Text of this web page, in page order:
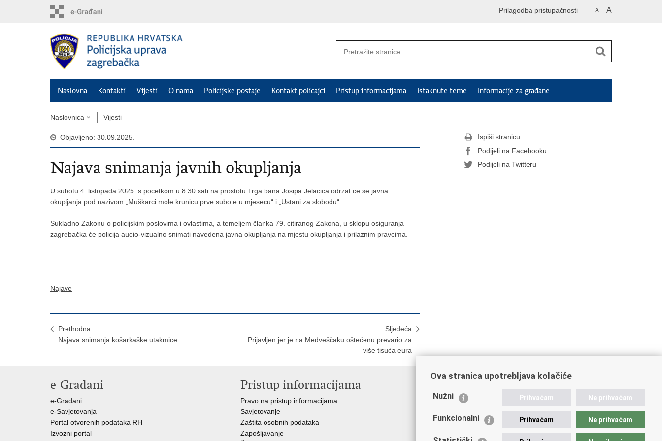
A A
Prilagodba pristupačnosti
Naslovna Kontakti Vijesti O nama Policijske postaje Kontakt policajci Pristup informacijama Istaknute teme Informacije za građane
Naslovnica Vijesti
Objavljeno: 30.09.2025.
Najava snimanja javnih okupljanja
U subotu 4. listopada 2025. s početkom u 8.30 sati na prostotu Trga bana Josipa Jelačića održat će se javna
okupljanja pod nazivom „Muškarci mole krunicu prve subote u mjesecu“ i „Ustani za slobodu“.
Sukladno Zakonu o policijskim poslovima i ovlastima, a temeljem članka 79. citiranog Zakona, u sklopu osiguranja
zagrebačka će policija audio-vizualno snimati navedena javna okupljanja na mjestu okupljanja i prilaznim pravcima.
Najave
Prethodna
Najava snimanja košarkaške utakmice
Sljedeća
Prijavljen jer je na Medveščaku oštećenu prevario za
više tisuća eura
Ispiši stranicu
Podijeli na Facebooku
Podijeli na Twitteru
e-Građani
e-Građani
e-Savjetovanja
Portal otvorenih podataka RH
Izvozni portal
Pristup informacijama
Pravo na pristup informacijama
Savjetovanje
Zaštita osobnih podataka
Zapošljavanje
Važne poveznice
Ministarstvo unutarnjih poslova
Udruge
Ova stranica upotrebljava kolačiće
Nužni Prihvaćam Ne prihvaćam
Funkcionalni Prihvaćam Ne prihvaćam